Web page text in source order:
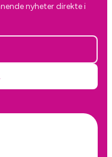
nyheter direkte i